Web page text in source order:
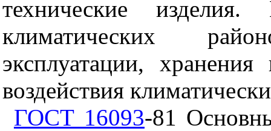
технические
климатических
эксплуатации,
воздействия
ГОСТ 16093-81